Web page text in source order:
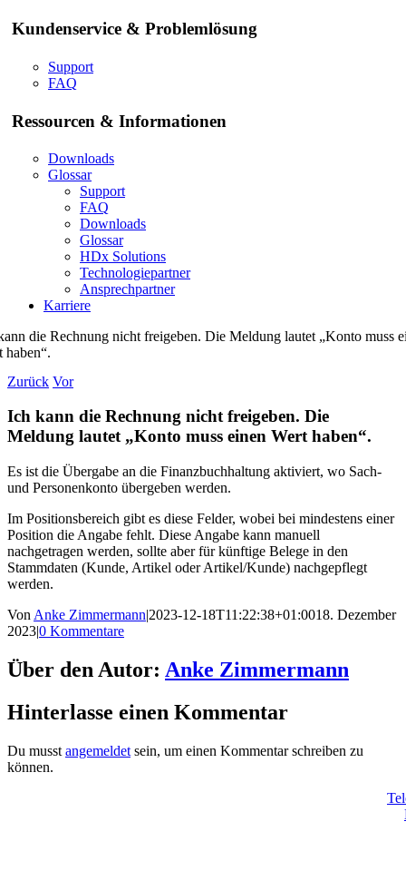
Kundenservice & Problemlösung
Support
FAQ
Ressourcen & Informationen
Downloads
Glossar
Support
FAQ
Downloads
Glossar
HDx Solutions
Technologiepartner
Ansprechpartner
Karriere
die Rechnung nicht freigeben. Die Meldung lautet „Konto muss
haben“.
Zurück Vor
Ich kann die Rechnung nicht freigeben. Die
Meldung lautet „Konto muss einen Wert haben“.
Es ist die Übergabe an die Finanzbuchhaltung aktiviert, wo Sach-
und Personenkonto übergeben werden.
Im Positionsbereich gibt es diese Felder, wobei bei mindestens einer
Position die Angabe fehlt. Diese Angabe kann manuell
nachgetragen werden, sollte aber für künftige Belege in den
Stammdaten (Kunde, Artikel oder Artikel/Kunde) nachgepflegt
werden.
Von Anke Zimmermann|2023-12-18T11:22:38+01:0018. Dezember
2023|0 Kommentare
Über den Autor: Anke Zimmermann
Hinterlasse einen Kommentar
Du musst angemeldet sein, um einen Kommentar schreiben zu
können.